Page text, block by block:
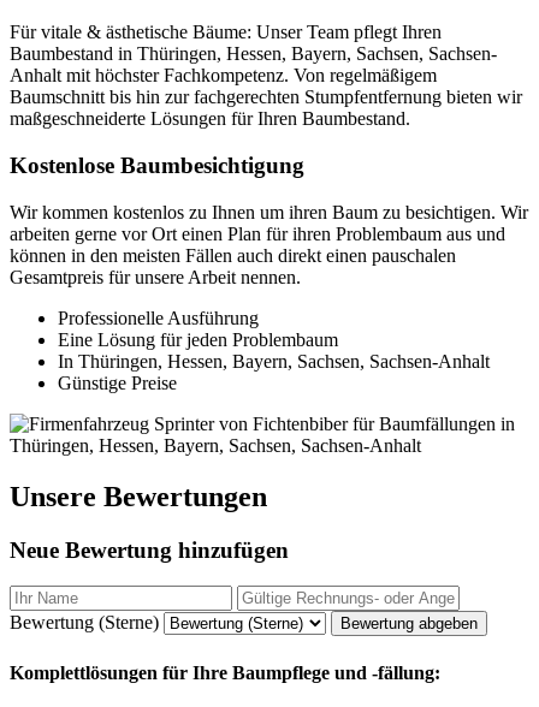
Für vitale & ästhetische Bäume: Unser Team pflegt Ihren
Baumbestand in Thüringen, Hessen, Bayern, Sachsen, Sachsen-
Anhalt mit höchster Fachkompetenz. Von regelmäßigem
Baumschnitt bis hin zur fachgerechten Stumpfentfernung bieten wir
maßgeschneiderte Lösungen für Ihren Baumbestand.
Kostenlose Baumbesichtigung
Wir kommen kostenlos zu Ihnen um ihren Baum zu besichtigen. Wir
arbeiten gerne vor Ort einen Plan für ihren Problembaum aus und
können in den meisten Fällen auch direkt einen pauschalen
Gesamtpreis für unsere Arbeit nennen.
Professionelle Ausführung
Eine Lösung für jeden Problembaum
In Thüringen, Hessen, Bayern, Sachsen, Sachsen-Anhalt
Günstige Preise
Unsere Bewertungen
Neue Bewertung hinzufügen
Bewertung (Sterne) Bewertung abgeben
Komplettlösungen für Ihre Baumpflege und -fällung: